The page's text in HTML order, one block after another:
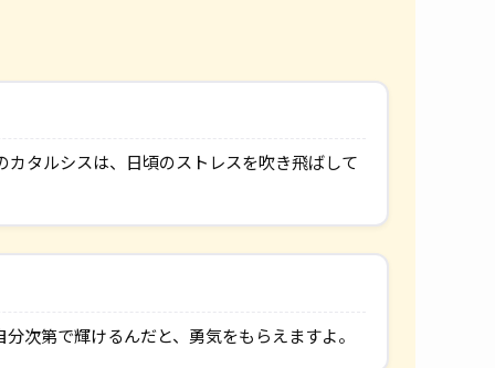
タルシスは、日頃のストレスを吹き飛ばして
次第で輝けるんだと、勇気をもらえますよ。